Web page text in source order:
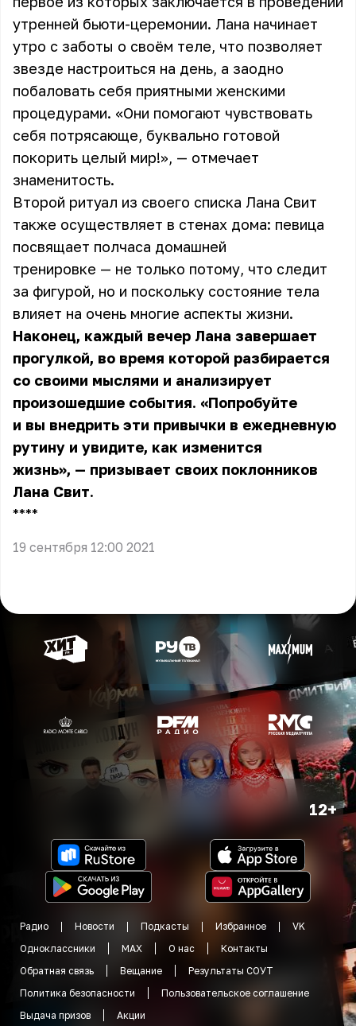
утренней бьюти-церемонии. Лана начинает
утро с заботы о своём теле, что позволяет
звезде настроиться на день, а заодно
побаловать себя приятными женскими
процедурами. «Они помогают чувствовать
себя потрясающе, буквально готовой
покорить целый мир!», — отмечает
знаменитость.
Второй ритуал из своего списка Лана Свит
также осуществляет в стенах дома: певица
посвящает полчаса домашней
тренировке — не только потому, что следит
за фигурой, но и поскольку состояние тела
влияет на очень многие аспекты жизни.
Наконец, каждый вечер Лана завершает
прогулкой, во время которой разбирается
со своими мыслями и анализирует
произошедшие события. «Попробуйте
и вы внедрить эти привычки в ежедневную
рутину и увидите, как изменится
жизнь», — призывает своих поклонников
Лана Свит.
** **
19 сентября 12:00 2021
12+
Радио Новости Подкасты Избранное
VK
Одноклассники
MAX О нас
Контакты
Обратная связь
Вещание
Результаты СОУТ
Политика безопасности
Пользовательское соглашение
Выдача призов
Акции